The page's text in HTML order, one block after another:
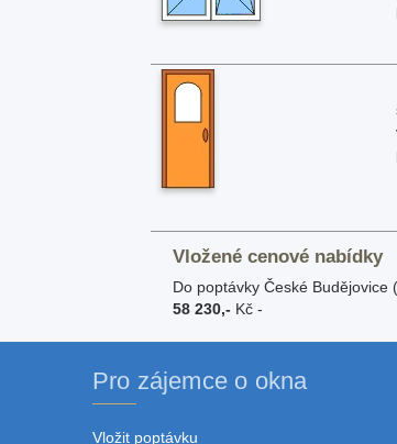
Vložené cenové nabídky
Do poptávky České Budějovice
58 230,- Kč -
Pro zájemce o okna
Vložit poptávku